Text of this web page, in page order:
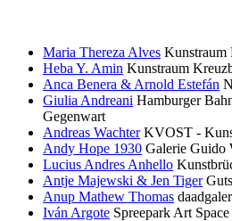
Maria Thereza Alves Kunstraum
Heba Y. Amin Kunstraum
Anca Benera & Arnold Estefán
Giulia Andreani Hamburger
Gegenwart
Andreas Wachter KVOST -
Andy Hope 1930 Galerie Guido
Lucius Andres Anhello
Antje Majewski & Jen Tiger
Anup Mathew Thomas
Iván Argote Spreepark Art Space